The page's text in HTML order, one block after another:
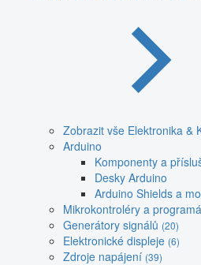
Zobrazit vše Elektronika &
Arduino
Komponenty a
Desky Arduino
Arduino Shields a
Mikrokontroléry a
Generátory signálů (20)
Elektronické displeje (6)
Zdroje napájení (39)